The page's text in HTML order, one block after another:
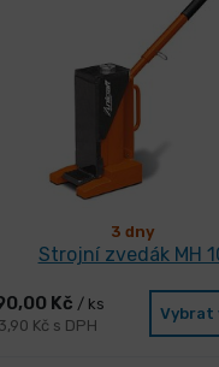
3 dny
Strojní zvedák MH
Kč / ks
Kč s DPH
Vybrat